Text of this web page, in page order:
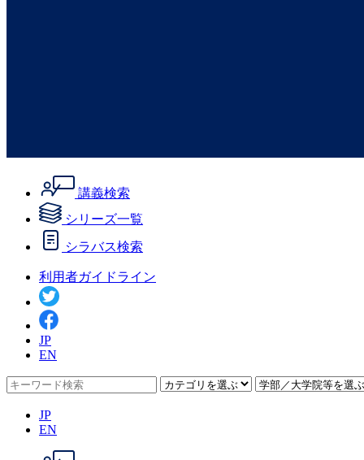
講義検索
シリーズ一覧
シラバス検索
利用者ガイドライン
JP
EN
JP
EN